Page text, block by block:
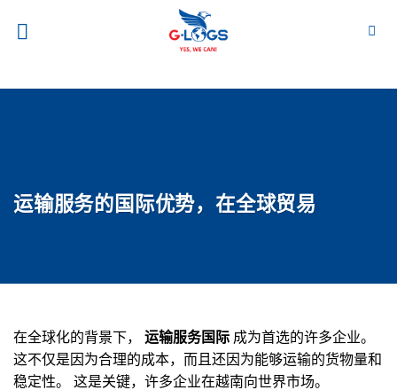
运输服务的国际优势，在全球贸易
在全球化的背景下， 运输服务国际 成为首选的许多企业。
这不仅是因为合理的成本，而且还因为能够运输的货物量和
稳定性。 这是关键，许多企业在越南向世界市场。